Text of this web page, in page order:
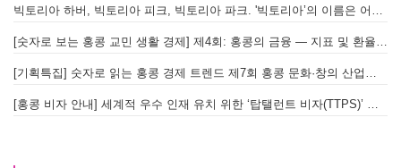
빅토리아 하버, 빅토리아 피크, 빅토리아 파크. '빅토리아’의 이름은 어떻게 온 걸까? - [이승권 원장의 생활칼럼]
[숫자로 보는 홍콩 교민 생활 경제] 제4회: 홍콩의 금융 — 지표 및 환율, MPF 운영 현황
[기획특집] 숫자로 읽는 홍콩 경제 트렌드 제7회 홍콩 문화·창의 산업의 구조와 분야별 동향
[홍콩 비자 안내] 세계적 우수 인재 유치 위한 ‘탑탤런트 비자(TTPS)’ 주요 요건